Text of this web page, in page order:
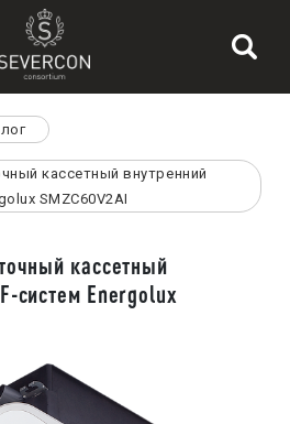
кассетный внутренний
SMZC60V2AI
кассетный
систем Energolux